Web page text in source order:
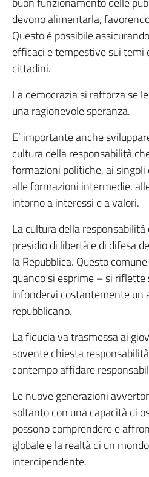
devono alimentarla,
Questo è possibile
efficaci e tempestive sui temi
cittadini.
La democrazia si rafforza se
una ragionevole speranza.
E’ importante anche
cultura della responsabilità
formazioni politiche, ai
alle formazioni intermedie,
intorno a interessi e a valori.
La cultura della
presidio di libertà e di difesa
la Repubblica. Questo
quando si esprime – si
infondervi costantemente un
repubblicano.
La fiducia va trasmessa ai
sovente chiesta
contempo affidare
Le nuove generazioni
soltanto con una capacità di
possono comprendere e
globale e la realtà di un
interdipendente.